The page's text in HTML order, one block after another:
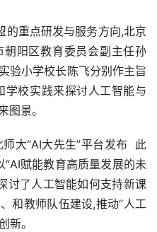
的重点研发与服务方向,北京
阳区教育委员会副主任孙
验小学校长陈飞分别作主旨
学校实践来探讨人工智能与
图景。
大“AI大先生”平台发布  此
赋能教育高质量发展的未
讨了人工智能如何支持新课
和教师队伍建设,推动“人工
新。